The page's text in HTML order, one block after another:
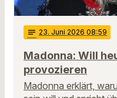
notes 23. Juni 2026 08:59
Madonna: Will
provozieren
Madonna erklärt,